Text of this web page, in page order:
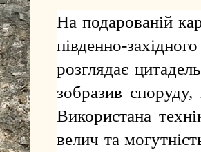
На подарованій
південно-
розглядає
зобразив
Використана
велич та